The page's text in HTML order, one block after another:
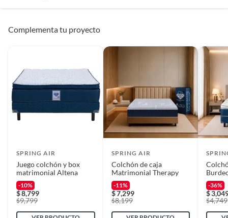
Complementa tu proyecto
SPRING AIR
Juego colchón y box
matrimonial Altena
-10%
$8,799
$9,799
SPRING AIR
Colchón de caja
Matrimonial Therapy
-11%
$7,299
$8,199
-36%
$
$4,749